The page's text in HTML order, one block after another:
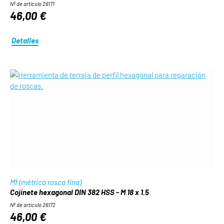
Nº de artículo 26171
46,00 €
Detalles
Mf (métrica rosca fina)
Cojinete hexagonal DIN 382 HSS - M 18 x 1.5
Nº de artículo 26172
46,00 €